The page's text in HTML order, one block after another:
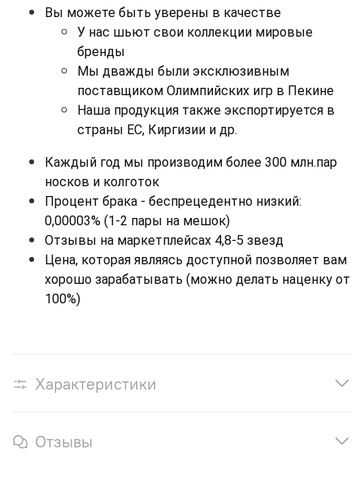
Вы можете быть уверены в качестве
У нас шьют свои коллекции мировые
бренды
Мы дважды были эксклюзивным
поставщиком Олимпийских игр в Пекине
Наша продукция также экспортируется в
страны ЕС, Киргизии и др.
Каждый год мы производим более 300 млн.пар
носков и колготок
Процент брака - беспрецедентно низкий:
0,00003% (1-2 пары на мешок)
Отзывы на маркетплейсах 4,8-5 звезд
Цена, которая являясь доступной позволяет вам
хорошо зарабатывать (можно делать наценку от
100%)
Характеристики
Отзывы